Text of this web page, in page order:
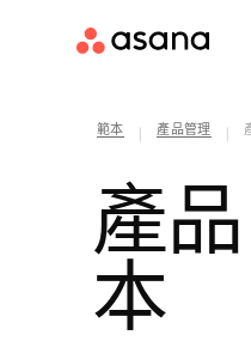
範本 產品管理
產
本